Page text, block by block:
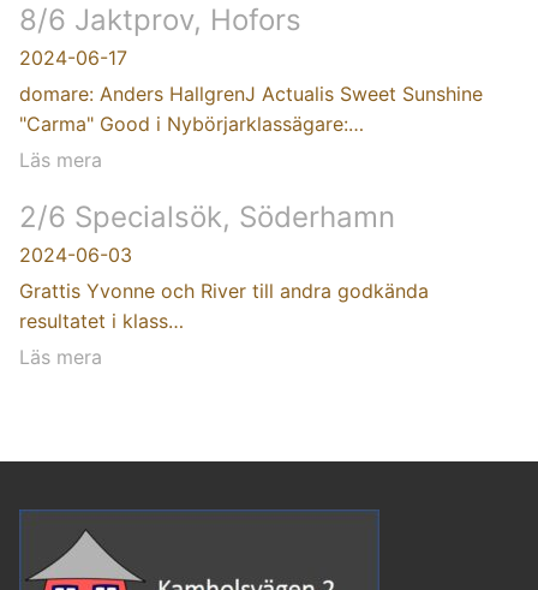
8/6 Jaktprov, Hofors
2024-06-17
domare: Anders HallgrenJ Actualis Sweet Sunshine
"Carma" Good i Nybörjarklassägare:…
Läs mera
2/6 Specialsök, Söderhamn
2024-06-03
Grattis Yvonne och River till andra godkända
resultatet i klass…
Läs mera